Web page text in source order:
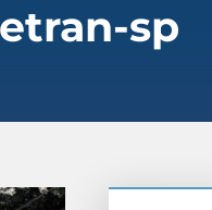
sp